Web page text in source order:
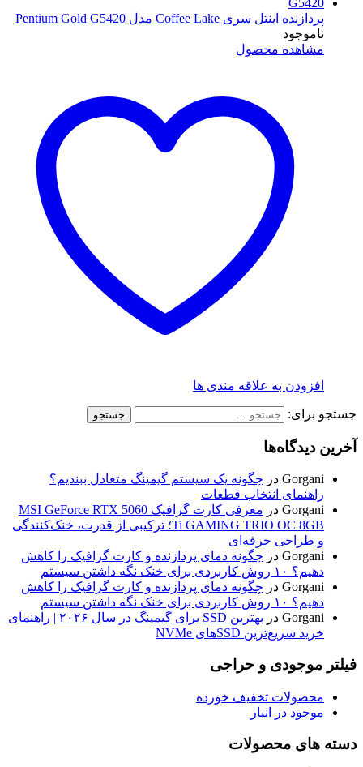
پردازنده اینتل سری Coffee Lake مدل Pentium Gold G5420
ناموجود
مشاهده محصول
افزودن به علاقه مندی ها
جستجو برای:
آخرین دیدگاه‌ها
Gorgani در چگونه یک سیستم گیمینگ متعادل ببندیم؟
راهنمای انتخاب قطعات
Gorgani در
معرفی کارت گرافیک MSI GeForce RTX 5060
Ti GAMING TRIO OC 8GB؛ ترکیبی از قدرت، خنک‌کنندگی
و طراحی حرفه‌ای
Gorgani در چگونه دمای پردازنده و کارت گرافیک را کاهش
دهیم؟ ۱۰ روش کاربردی برای خنک نگه داشتن سیستم
Gorgani در چگونه دمای پردازنده و کارت گرافیک را کاهش
دهیم؟ ۱۰ روش کاربردی برای خنک نگه داشتن سیستم
Gorgani در
بهترین SSD برای گیمینگ در سال ۲۰۲۶ | راهنمای
خرید سریع‌ترین SSDهای NVMe
فیلتر موجودی و حراجی
محصولات تخفیف خورده
موجود در انبار
دسته های محصولات